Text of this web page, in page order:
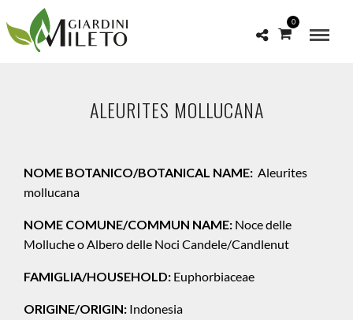
0
ALEURITES MOLLUCANA
NOME BOTANICO/BOTANICAL NAME: Aleurites
mollucana
NOME COMUNE/COMMUN NAME: Noce delle
Molluche o Albero delle Noci Candele/Candlenut
FAMIGLIA/HOUSEHOLD: Euphorbiaceae
ORIGINE/ORIGIN: Indonesia